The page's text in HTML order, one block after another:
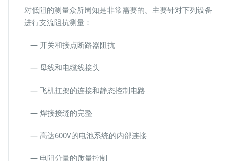
对低阻的测量众所周知是非常需要的。主要针对下列设备
进行支流阻抗测量：
— 开关和接点断路器阻抗
— 母线和电缆线接头
— 飞机扛架的连接和静态控制电路
— 焊接接缝的完整
— 高达600V的电池系统的内部连接
— 电阻分量的质量控制